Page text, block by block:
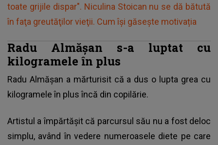
toate grijile dispar". Niculina Stoican nu se dă bătută
în faţa greutăţilor vieţii. Cum își găsește motivația
Radu Almășan s-a luptat cu
kilogramele în plus
Radu Almășan a mărturisit că a dus o lupta grea cu
kilogramele în plus încă din copilărie.
Artistul a împărtășit că parcursul său nu a fost deloc
simplu, având în vedere numeroasele diete pe care